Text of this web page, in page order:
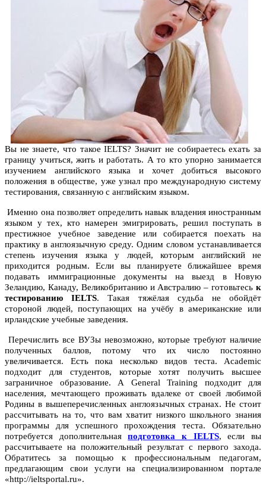
Вы не знаете, что такое IELTS? Значит не собираетесь ехать за
границу учиться, жить и работать. А то кто упорно занимается
изучением английского языка и хочет добиться высокого
положения в обществе, уже узнал про международную систему
тестирования, связанную с английским языком.
Именно она позволяет определить навык владения иностранным
языком у тех, кто намерен эмигрировать, решил поступать в
престижное учебное заведение или собирается поехать на
практику в англоязычную среду. Одним словом устанавливается
степень изучения языка у людей, которым английский не
приходится родным. Если вы планируете ближайшее время
подавать иммиграционные документы на выезд в Новую
Зеландию, Канаду, Великобританию и Австралию – готовьтесь к
тестированию IELTS. Такая тяжёлая судьба не обойдёт
стороной людей, поступающих на учёбу в американские или
ирландские учебные заведения.
Перечислить все ВУЗы невозможно, которые требуют наличие
полученных баллов, потому что их число постоянно
увеличивается. Есть пока несколько видов теста. Academic
подходит для студентов, которые хотят получить высшее
заграничное образование. А General Training подходит для
населения, мечтающего проживать вдалеке от своей любимой
Родины в вышеперечисленных англоязычных странах. Не стоит
рассчитывать на то, что вам хватит низкого школьного знания
программы для успешного прохождения теста. Обязательно
потребуется дополнительнаяподготовка к IELTS, если вы
рассчитываете на положительный результат с первого захода.
Обратитесь за помощью к профессиональным педагогам,
предлагающим свои услуги на специализированном портале
«http://ieltsportal.ru».